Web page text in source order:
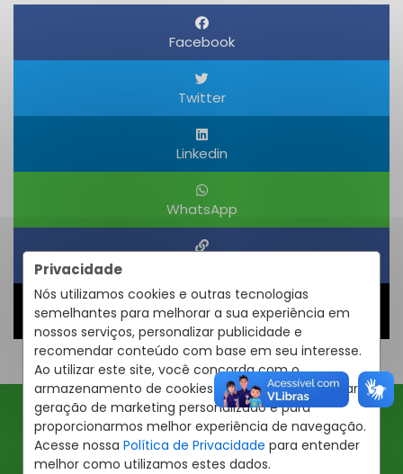
Privacidade
Nós utilizamos cookies e outras tecnologias
semelhantes para melhorar a sua experiência em
nossos serviços, personalizar publicidade e
recomendar conteúdo com base em seu interesse.
Ao utilizar este site, você concorda com o
armazenamento de cookies em seu dispositivo para
geração de marketing personalizado e para
proporcionarmos melhor experiência de navegação.
Acesse nossa Política de Privacidade para entender
melhor como utilizamos estes dados.
Facebook
Twitter
Linkedin
WhatsApp
Compartilhar
Ofertas JBA